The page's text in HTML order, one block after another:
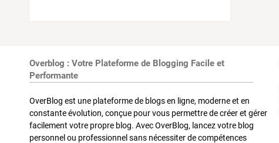
Overblog : Votre Plateforme de Blogging Facile et
Performante
OverBlog est une plateforme de blogs en ligne, moderne et en
constante évolution, conçue pour vous permettre de créer et gérer
facilement votre propre blog. Avec OverBlog, lancez votre blog
personnel ou professionnel sans nécessiter de compétences